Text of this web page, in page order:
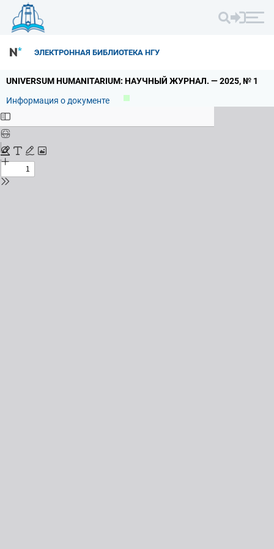
ЭЛЕКТРОННАЯ БИБЛИОТЕКА НГУ
UNIVERSUM HUMANITARIUM: НАУЧНЫЙ ЖУРНАЛ. — 2025,№ 1
Информация о документе